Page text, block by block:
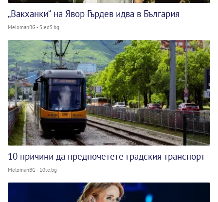
„Вакханки“ на Явор Гърдев идва в България
MelomanBG - Sled5.bg
10 причини да предпочетете градския транспорт
MelomanBG - 10te.bg